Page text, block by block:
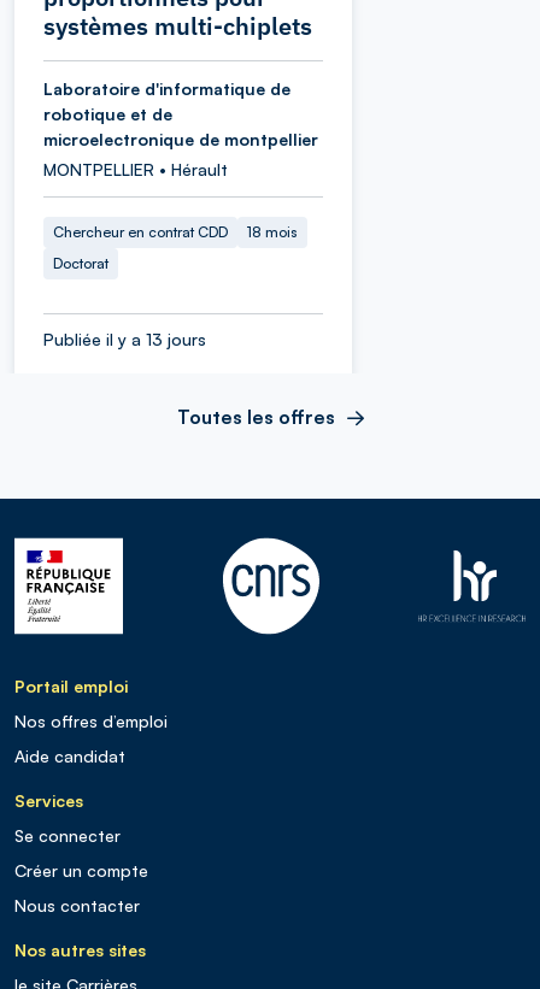
systèmes multi-chiplets
Laboratoire d'informatique de
robotique et de
microelectronique de montpellier
MONTPELLIER • Hérault
Chercheur en contrat CDD
18 mois
Doctorat
Publiée il y a 13 jours
Toutes les offres
Portail emploi
Nos offres d’emploi
Aide candidat
Services
Se connecter
Créer un compte
Nous contacter
Nos autres sites
le site Carrières